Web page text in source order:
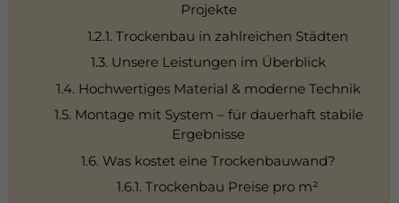
Projekte
1.2.1. Trockenbau in zahlreichen Städten
1.3. Unsere Leistungen im Überblick
1.4. Hochwertiges Material & moderne Technik
1.5. Montage mit System – für dauerhaft stabile
Ergebnisse
1.6. Was kostet eine Trockenbauwand?
1.6.1. Trockenbau Preise pro m²